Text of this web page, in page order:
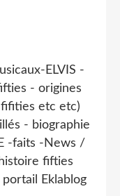
ELVIS -
- origines
etc etc)
- biographie
-faits -News /
fifties
Eklablog